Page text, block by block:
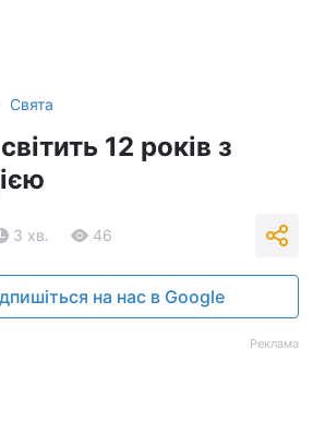
Свята
12 років з
3 хв. 46
на нас в Google
Реклама